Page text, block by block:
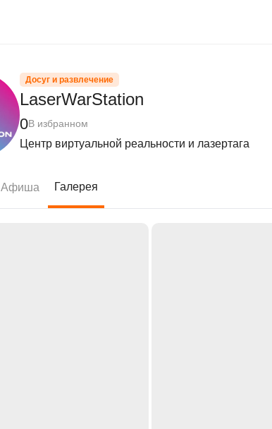
Досуг и развлечение
LaserWarStation
0В избранном
Центр виртуальной реальности и лазертага
Афиша Галерея